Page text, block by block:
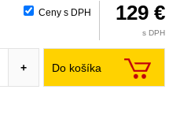
Ceny s DPH 129 €
s DPH
Do košíka
+